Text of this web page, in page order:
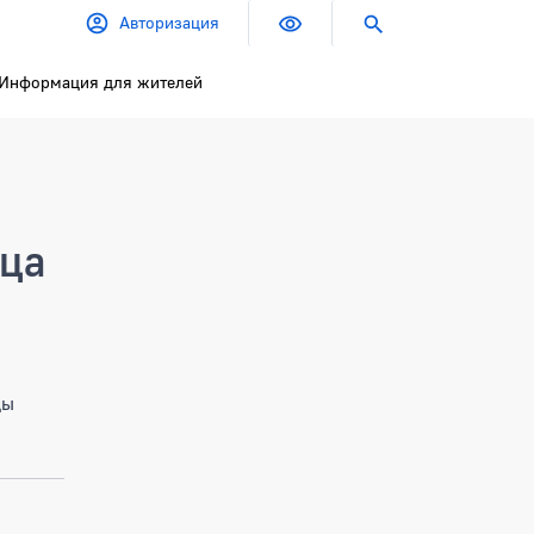
Авторизация
Информация для жителей